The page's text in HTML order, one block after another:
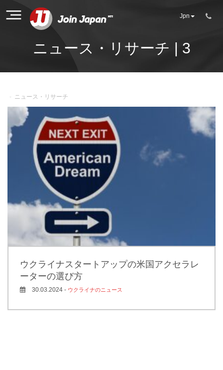
Jpn
ニュース・リサーチ | 3
- ニュース・リサーチ
ウクライナスタートアップの米国アクセラレ
ーターの選び方
30.03.2024 - ウクライナのニュース